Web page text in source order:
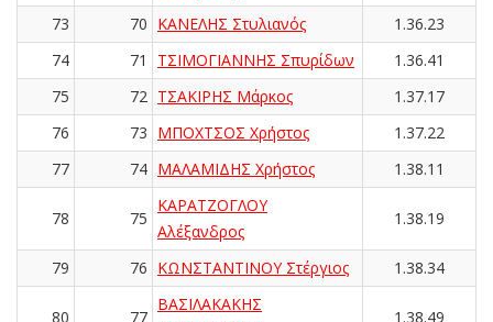
73 70 ΚΑΝΕΛΗΣ Στυλιανός
1.36.23
74
71 ΤΣΙΜΟΓΙΑΝΝΗΣ Σπυρίδων
1.36.41
75
72 ΤΣΑΚΙΡΗΣ Μάρκος
1.37.17
76
73 ΜΠΟΧΤΣΟΣ Χρήστος
1.37.22
77
74 ΜΑΛΑΜΙΔΗΣ Χρήστος 1.38.11
78 75
ΚΑΡΑΤΖΟΓΛΟΥ
Αλέξανδρος
1.38.19
79 76 ΚΩΝΣΤΑΝΤΙΝΟΥ Στέργιος 1.38.34
80 77
ΒΑΣΙΛΑΚΑΚΗΣ
1.38.49